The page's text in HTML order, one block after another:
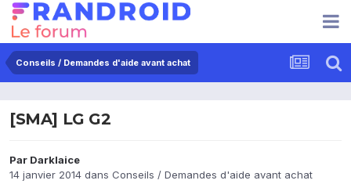
Conseils / Demandes d'aide avant achat
[SMA] LG G2
Par Darklaice
14 janvier 2014 dans Conseils / Demandes d'aide avant achat